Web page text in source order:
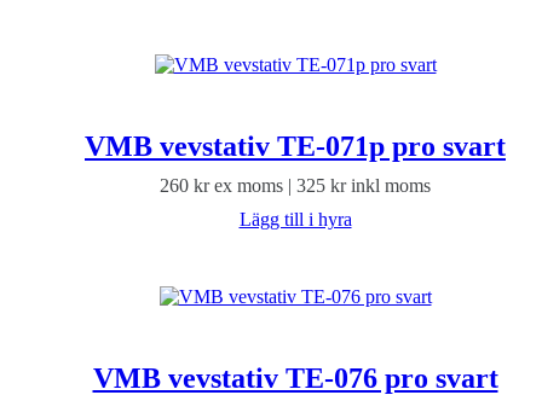
VMB vevstativ TE-071p pro svart
260 krex moms | 325 krinkl moms
Lägg till i hyra
VMB vevstativ TE-076 pro svart